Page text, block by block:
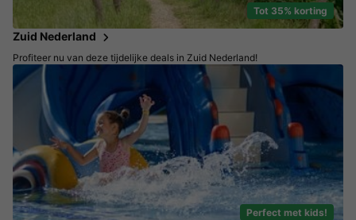
Tot 35% korting
Zuid Nederland
Profiteer nu van deze tijdelijke deals in Zuid Nederland!
Perfect met kids!